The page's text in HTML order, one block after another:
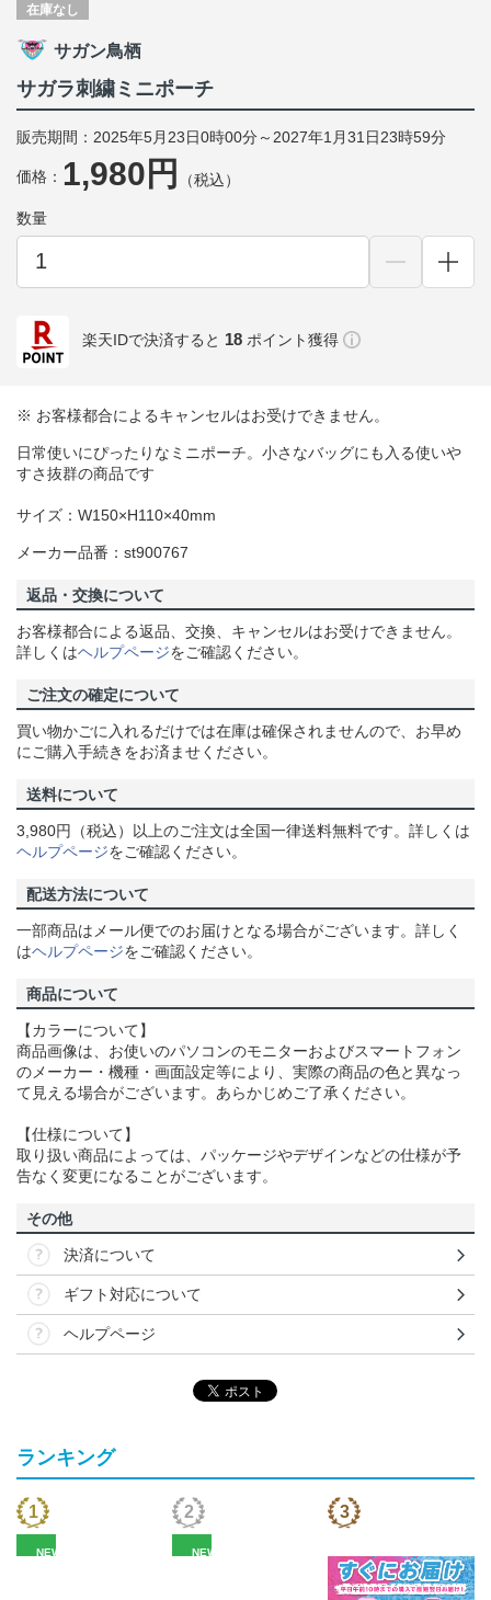
在庫なし
サガン鳥栖
サガラ刺繍ミニポーチ
販売期間：2025年5月23日0時00分～2027年1月31日23時59分
価格： 1,980円 （税込）
数量
楽天IDで決済すると 18 ポイント獲得
※ お客様都合によるキャンセルはお受けできません。
日常使いにぴったりなミニポーチ。小さなバッグにも入る使いや
すさ抜群の商品です
サイズ：W150×H110×40mm
メーカー品番：st900767
返品・交換について
お客様都合による返品、交換、キャンセルはお受けできません。
詳しくはヘルプページをご確認ください。
ご注文の確定について
買い物かごに入れるだけでは在庫は確保されませんので、お早め
にご購入手続きをお済ませください。
送料について
3,980円（税込）以上のご注文は全国一律送料無料です。詳しくは
ヘルプページをご確認ください。
配送方法について
一部商品はメール便でのお届けとなる場合がございます。詳しく
はヘルプページをご確認ください。
商品について
【カラーについて】
商品画像は、お使いのパソコンのモニターおよびスマートフォン
のメーカー・機種・画面設定等により、実際の商品の色と異なっ
て見える場合がございます。あらかじめご了承ください。
【仕様について】
取り扱い商品によっては、パッケージやデザインなどの仕様が予
告なく変更になることがございます。
その他
決済について
ギフト対応について
ヘルプページ
ランキング
NEW NEW